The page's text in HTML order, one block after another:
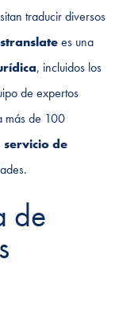
traducir diversos
es una
, incluidos los
de expertos
más de 100
servicio de
de